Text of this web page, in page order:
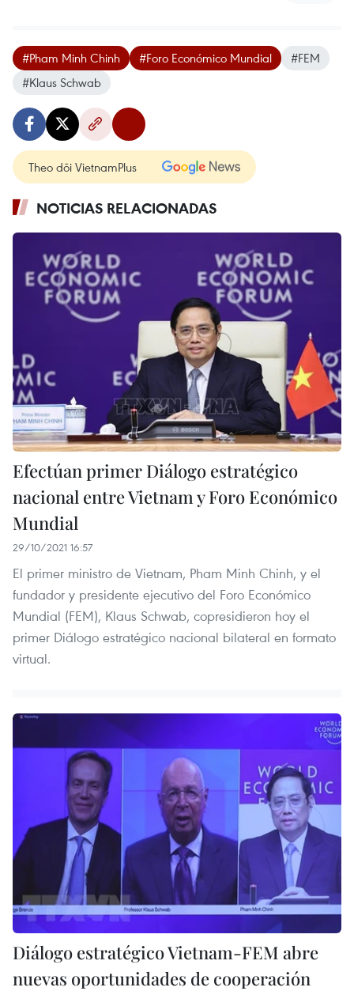
#Pham Minh Chinh #Foro Económico Mundial
#FEM
#Klaus Schwab
Theo dõi VietnamPlus
NOTICIAS RELACIONADAS
Efectúan primer Diálogo estratégico
nacional entre Vietnam y Foro Económico
Mundial
29/10/2021 16:57
El primer ministro de Vietnam, Pham Minh Chinh, y el
fundador y presidente ejecutivo del Foro Económico
Mundial (FEM), Klaus Schwab, copresidieron hoy el
primer Diálogo estratégico nacional bilateral en formato
virtual.
Diálogo estratégico Vietnam-FEM abre
nuevas oportunidades de cooperación